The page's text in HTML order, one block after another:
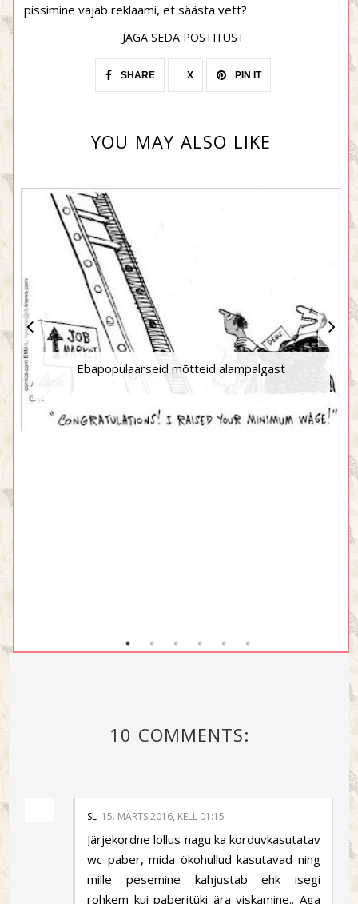
pissimine vajab reklaami, et säästa vett?
JAGA SEDA POSTITUST
SHARE X PIN IT
YOU MAY ALSO LIKE
Ebapopulaarseid mõtteid alampalgast
10 COMMENTS:
SL 15. MÄRTS 2016, KELL 01:15
Järjekordne lollus nagu ka korduvkasutatav
wc paber, mida ökohullud kasutavad ning
mille pesemine kahjustab ehk isegi
rohkem kui paberitüki ära viskamine.. Aga